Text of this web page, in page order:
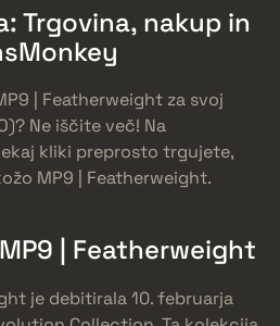
Trgovina, nakup in
| Featherweight za svoj
Ne iščite več! Na
kliki preprosto trgujete,
MP9 | Featherweight.
| Featherweight
je debitirala 10. februarja